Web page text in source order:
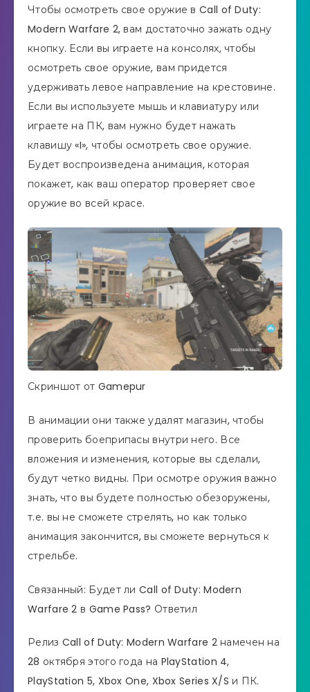
Чтобы осмотреть свое оружие в Call of Duty:
Modern Warfare 2, вам достаточно зажать одну
кнопку. Если вы играете на консолях, чтобы
осмотреть свое оружие, вам придется
удерживать левое направление на крестовине.
Если вы используете мышь и клавиатуру или
играете на ПК, вам нужно будет нажать
клавишу «I», чтобы осмотреть свое оружие.
Будет воспроизведена анимация, которая
покажет, как ваш оператор проверяет свое
оружие во всей красе.
Скриншот от Gamepur
В анимации они также удалят магазин, чтобы
проверить боеприпасы внутри него. Все
вложения и изменения, которые вы сделали,
будут четко видны. При осмотре оружия важно
знать, что вы будете полностью обезоружены,
т.е. вы не сможете стрелять, но как только
анимация закончится, вы сможете вернуться к
стрельбе.
Связанный: Будет ли Call of Duty: Modern
Warfare 2 в Game Pass? Ответил
Релиз Call of Duty: Modern Warfare 2 намечен на
28 октября этого года на PlayStation 4,
PlayStation 5, Xbox One, Xbox Series X/S и ПК.